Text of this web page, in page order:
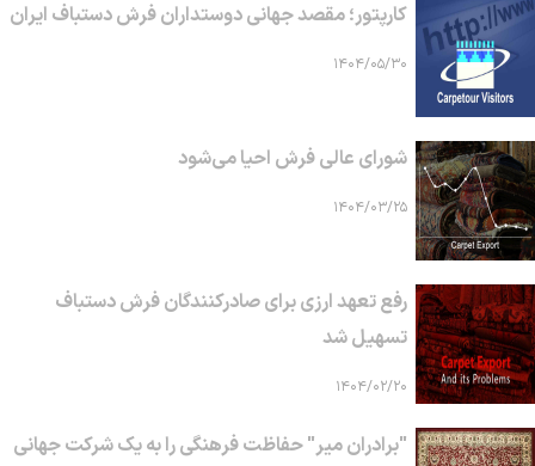
کارپتور؛ مقصد جهانی دوستداران فرش دستباف ایران
۱۴۰۴/۰۵/۳۰
شورای عالی فرش احیا می‌شود
۱۴۰۴/۰۳/۲۵
رفع تعهد ارزی برای صادرکنندگان فرش دستباف
تسهیل شد
۱۴۰۴/۰۲/۲۰
"برادران میر" حفاظت فرهنگی را به یک شرکت جهانی